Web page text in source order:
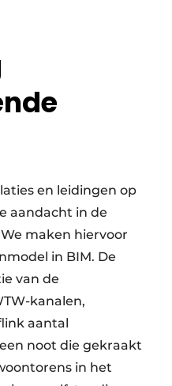
en leidingen op
aandacht in de
maken hiervoor
in BIM. De
van de
kanalen,
aantal
noot die gekraakt
in het